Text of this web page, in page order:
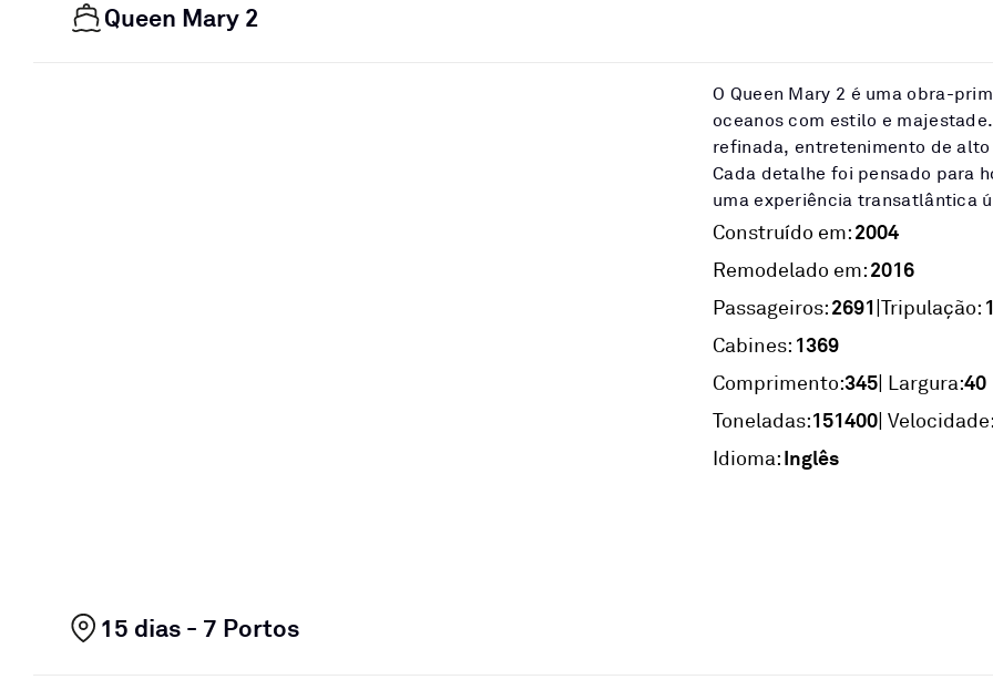
Queen Mary 2
O Queen Mary 2 é uma obra-
oceanos com estilo e
refinada, entretenimento de
Cada detalhe foi pensado para
uma experiência transatlântica
Construído em:2004
Remodelado em:2016
Passageiros:2691|Tripulação:
Cabines: 1369
Comprimento:345| Largura:40
Toneladas:151400|
Idioma:Inglês
15 dias - 7 Portos